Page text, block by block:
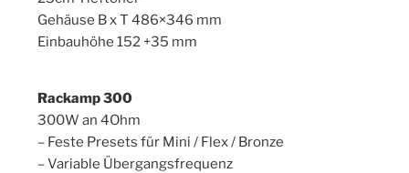
Gehäuse B x T 486×346 mm
Einbauhöhe 152 +35 mm
Rackamp 300
300W an 4Ohm
– Feste Presets für Mini / Flex / Bronze
– Variable Übergangsfrequenz